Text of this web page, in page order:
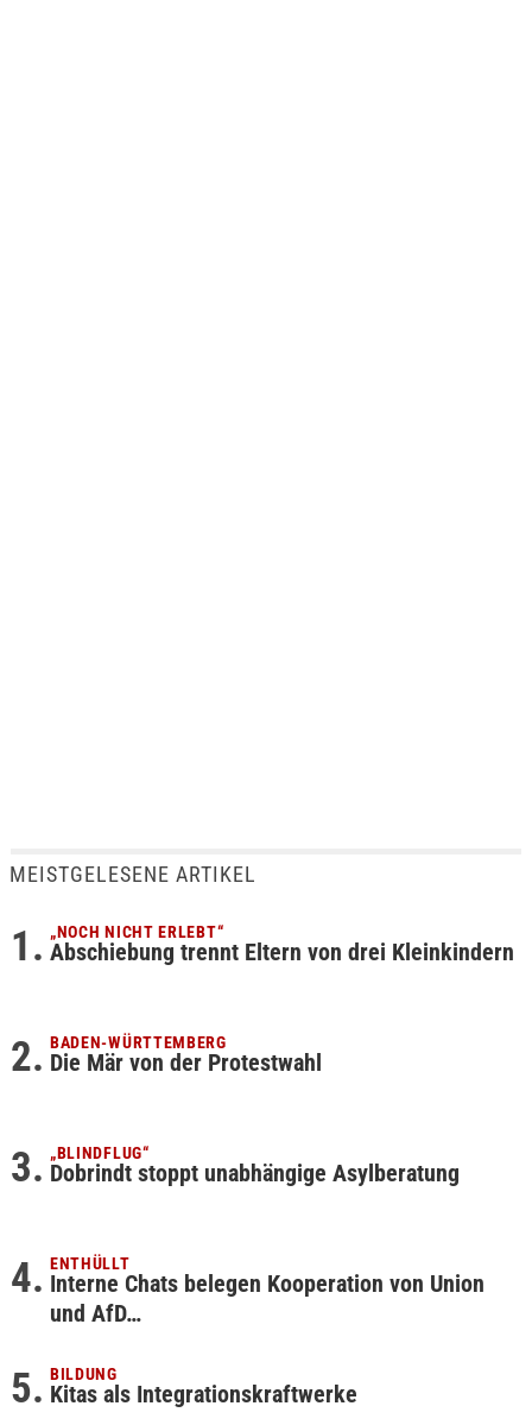
MEISTGELESENE ARTIKEL
„NOCH NICHT ERLEBT“
Abschiebung trennt Eltern von drei Kleinkindern
BADEN-WÜRTTEMBERG
Die Mär von der Protestwahl
„BLINDFLUG“
Dobrindt stoppt unabhängige Asylberatung
ENTHÜLLT
Interne Chats belegen Kooperation von Union
und AfD…
BILDUNG
Kitas als Integrationskraftwerke